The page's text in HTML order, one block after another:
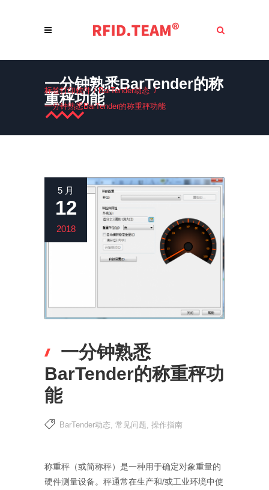
一分钟熟悉BarTender的称
重秤功能
标签打印软件/BarTender动态 /
一分钟熟悉BarTender的称重秤功能
5 月
12
2018
一分钟熟悉
BarTender的称重秤功
能
BarTender动态, 常见问题, 操作指南
称重秤（或简称秤）是一种用于确定对象重量的
硬件测量设备。秤通常在生产和/或工业环境中使